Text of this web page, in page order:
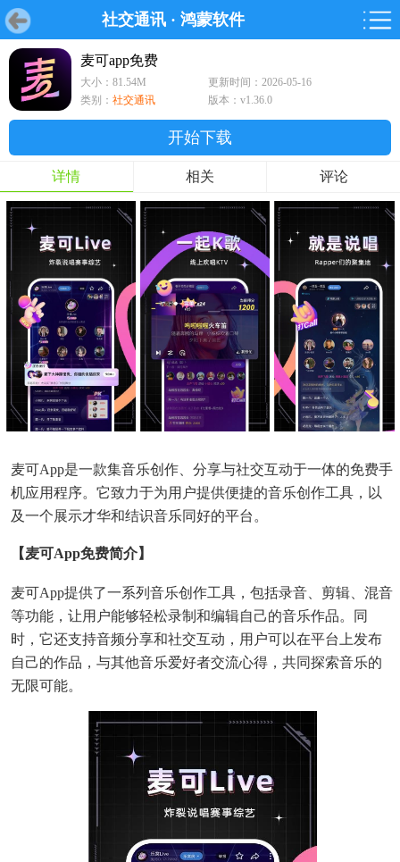
社交通讯 · 鸿蒙软件
首页 游戏 软件
首页 游戏 软件 鸿蒙
游戏
鸿蒙
软件
麦可app免费
大小：81.54M
更新时间：2026-05-16
类别： 社交通讯 版本：v1.36.0
开始下载
详情 相关 评论
麦可app是一款集音乐创作、分享与社交互动于一体的免费手
机应用程序。它致力于为用户提供便捷的音乐创作工具，以
及一个展示才华和结识音乐同好的平台。
【麦可app免费简介】
麦可app提供了一系列音乐创作工具，包括录音、剪辑、混音
等功能，让用户能够轻松录制和编辑自己的音乐作品。同
时，它还支持音频分享和社交互动，用户可以在平台上发布
自己的作品，与其他音乐爱好者交流心得，共同探索音乐的
无限可能。